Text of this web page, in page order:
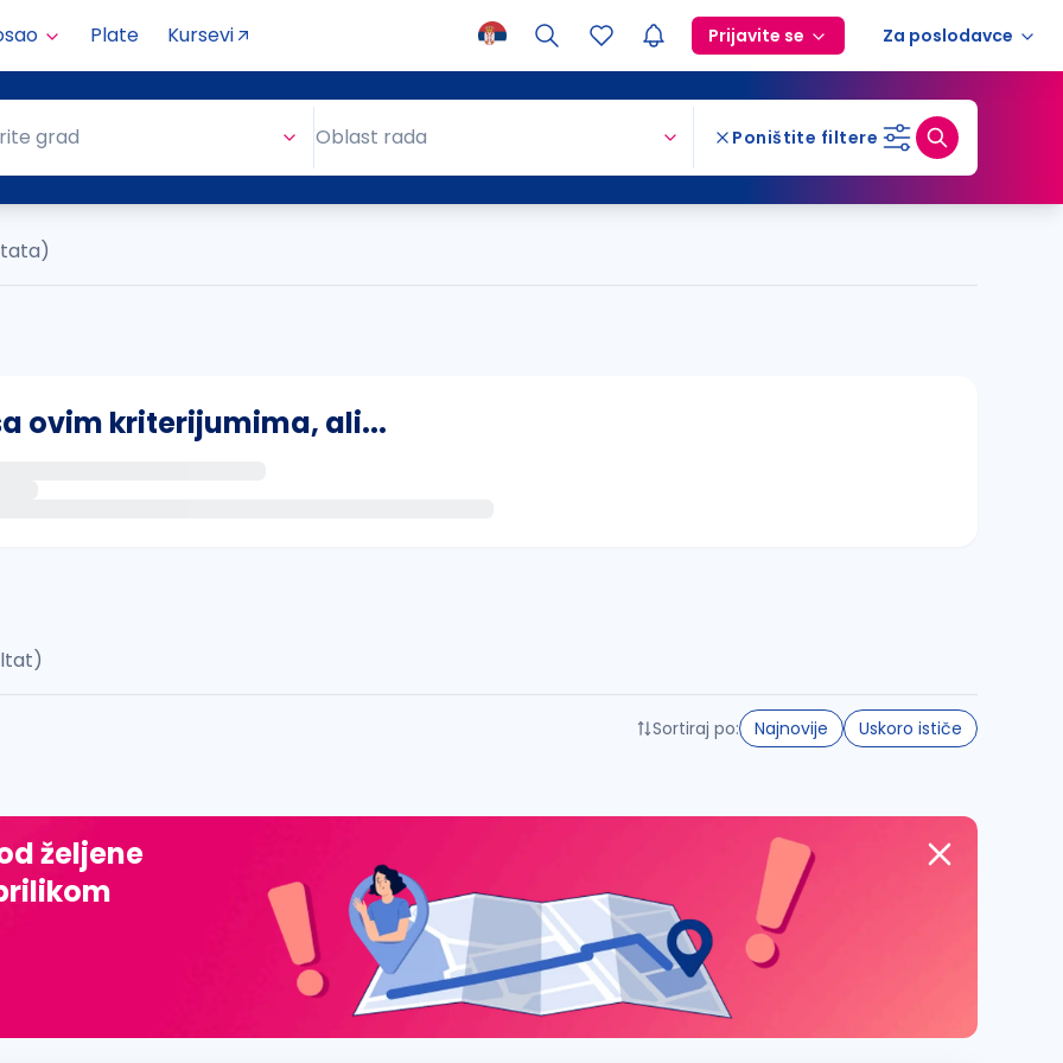
Plate Kursevi Prijavite se Za poslodavce
grad Oblast rada Poništite filtere
ovim kriterijumima, ali...
đ, ž, dž)
Sortiraj po: Najnovije Uskoro ističe
željene